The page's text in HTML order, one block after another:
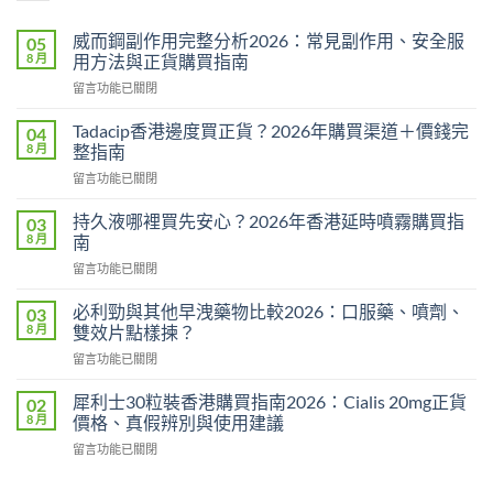
05
8 月
威而鋼副作用完整分析2026：常見副作用、安全服
用方法與正貨購買指南
在
而
鋼
副
作
完
整
分
析
常
見
作
安
全
服
留言功能已關閉
04
8 月
Tadacip香港邊度買正貨？2026年購買渠道＋價錢完
整指南
在
香
港
邊
度
正
貨？
2026
年
買
渠
＋
留言功能已關閉
03
8 月
持久液哪裡買先安心？2026年香港延時噴霧購買指
南
在
久
液
哪
裡
先
安
心？
2026
留言功能已關閉
03
8 月
必利勁與其他早洩藥物比較2026：口服藥、噴劑、
雙效片點樣揀？
在
利
勁
與
其
留言功能已關閉
02
8 月
犀利士30粒裝香港購買指南2026：Cialis 20mg正貨
價格、真假辨別與使用建議
在
留言功能已關閉